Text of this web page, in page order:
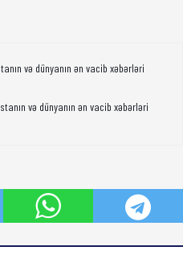
və dünyanın ən vacib xəbərləri
və dünyanın ən vacib xəbərləri